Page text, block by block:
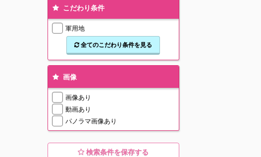
こだわり条件
軍用地
全てのこだわり条件を見る
画像
画像あり
動画あり
パノラマ画像あり
検索条件を保存する